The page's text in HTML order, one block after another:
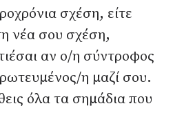
σχέση, είτε
νέα σου σχέση,
αν ο/η σύντροφος
η μαζί σου.
όλα τα σημάδια που